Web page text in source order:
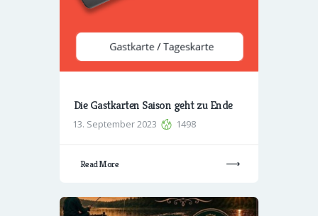
Die Gastkarten Saison geht zu Ende
13. September 2023 1498
Read More